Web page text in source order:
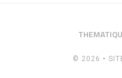
© 2026 •